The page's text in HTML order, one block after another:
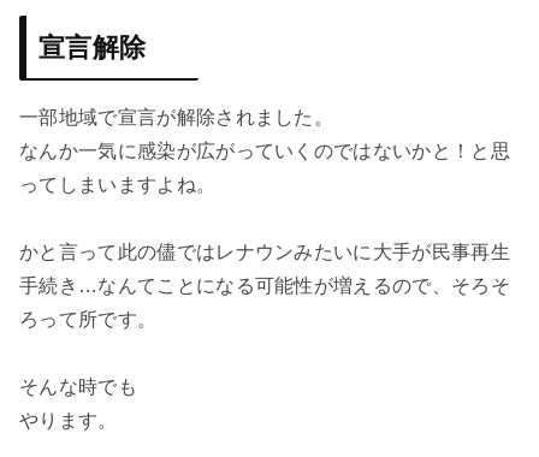
宣言解除
一部地域で宣言が解除されました。
なんか一気に感染が広がっていくのではないかと！と思
ってしまいますよね。
かと言って此の儘ではレナウンみたいに大手が民事再生
手続き…なんてことになる可能性が増えるので、そろそ
ろって所です。
そんな時でも
やります。